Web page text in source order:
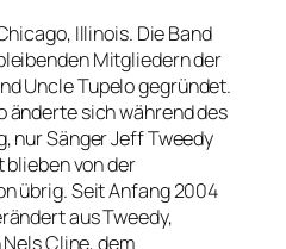
Illinois. Die Band
Mitgliedern der
Uncle Tupelo gegründet.
änderte sich während des
nur Sänger Jeff Tweedy
blieben von der
übrig. Seit Anfang 2004
aus Tweedy,
Cline, dem